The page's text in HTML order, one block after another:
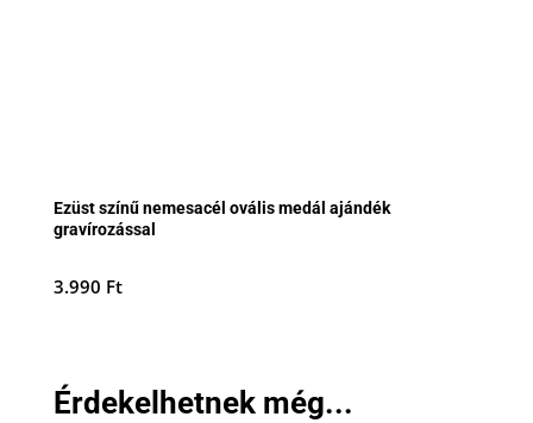
Ezüst színű nemesacél ovális medál ajándék
gravírozással
3.990 Ft
Érdekelhetnek még...